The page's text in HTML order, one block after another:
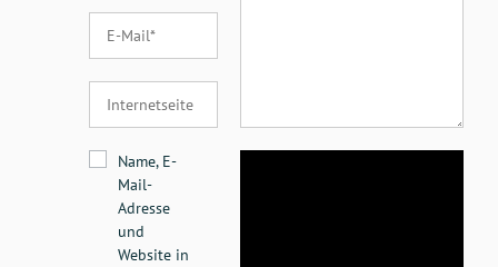
Name, E-
Mail-
Adresse
und
Website in